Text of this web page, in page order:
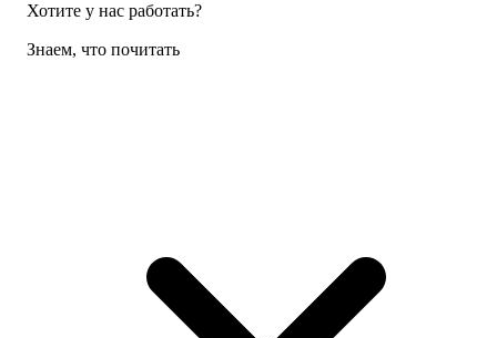
Хотите у нас работать?
Знаем, что почитать